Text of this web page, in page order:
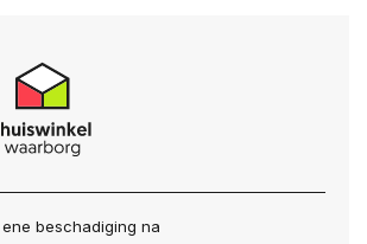
beschadiging na